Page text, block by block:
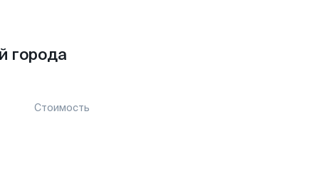
города
Стоимость